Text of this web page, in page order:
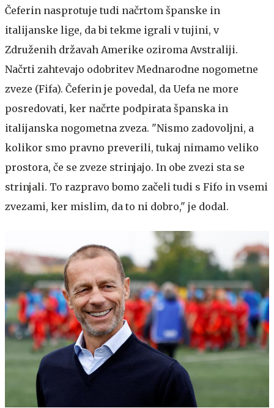
Čeferin nasprotuje tudi načrtom španske in
italijanske lige, da bi tekme igrali v tujini, v
Združenih državah Amerike oziroma Avstraliji.
Načrti zahtevajo odobritev Mednarodne nogometne
zveze (Fifa). Čeferin je povedal, da Uefa ne more
posredovati, ker načrte podpirata španska in
italijanska nogometna zveza. "Nismo zadovoljni, a
kolikor smo pravno preverili, tukaj nimamo veliko
prostora, če se zveze strinjajo. In obe zvezi sta se
strinjali. To razpravo bomo začeli tudi s Fifo in vsemi
zvezami, ker mislim, da to ni dobro," je dodal.